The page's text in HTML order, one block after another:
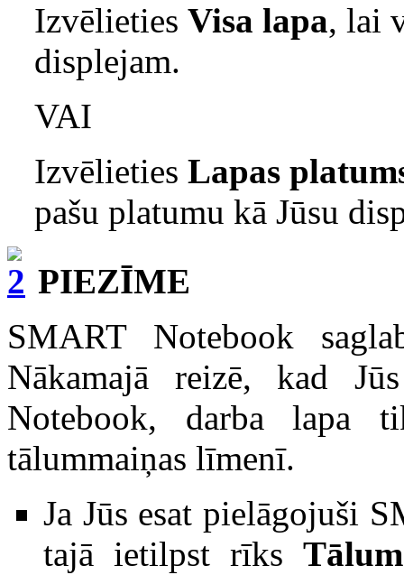
Izvēlieties Visa lapa, lai
displejam.
VAI
Izvēlieties Lapas
pašu platumu kā Jūsu
PIEZĪME
SMART Notebook
Nākamajā reizē, kad
Notebook, darba lapa
tālummaiņas līmenī.
Ja Jūs esat pielāgojuši
tajā ietilpst rīks